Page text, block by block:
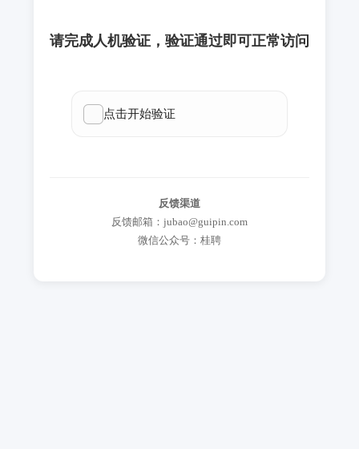
请完成人机验证，验证通过即可正常访问
反馈渠道
反馈邮箱：jubao@guipin.com
微信公众号：桂聘